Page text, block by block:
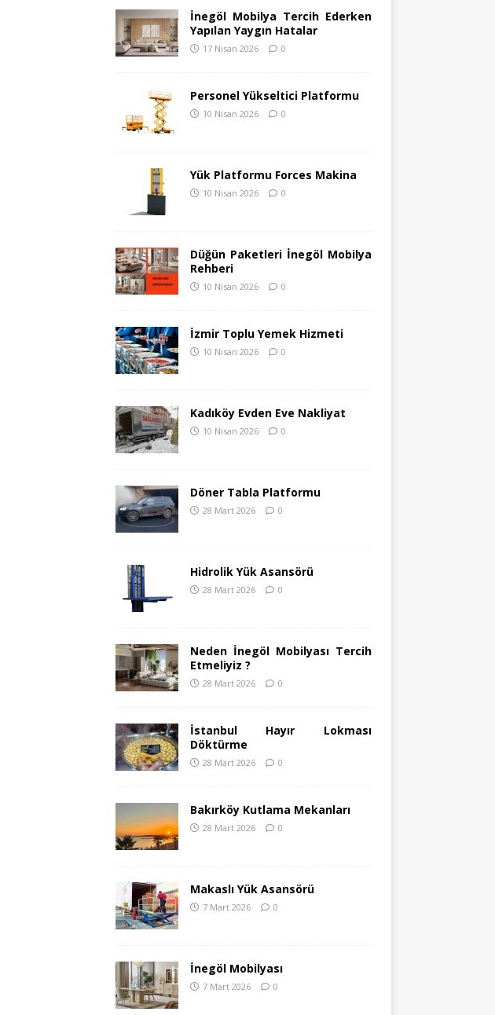
İnegöl Mobilya Tercih Ederken
Yapılan Yaygın Hatalar
17 Nisan 2026 0
Personel Yükseltici Platformu
10 Nisan 2026 0
Yük Platformu Forces Makina
10 Nisan 2026 0
Düğün Paketleri İnegöl Mobilya
Rehberi
10 Nisan 2026 0
İzmir Toplu Yemek Hizmeti
10 Nisan 2026 0
Kadıköy Evden Eve Nakliyat
10 Nisan 2026 0
Döner Tabla Platformu
28 Mart 2026 0
Hidrolik Yük Asansörü
28 Mart 2026 0
Neden İnegöl Mobilyası Tercih
Etmeliyiz ?
28 Mart 2026 0
İstanbul Hayır Lokması
Döktürme
28 Mart 2026 0
Bakırköy Kutlama Mekanları
28 Mart 2026 0
Makaslı Yük Asansörü
7 Mart 2026 0
İnegöl Mobilyası
7 Mart 2026 0